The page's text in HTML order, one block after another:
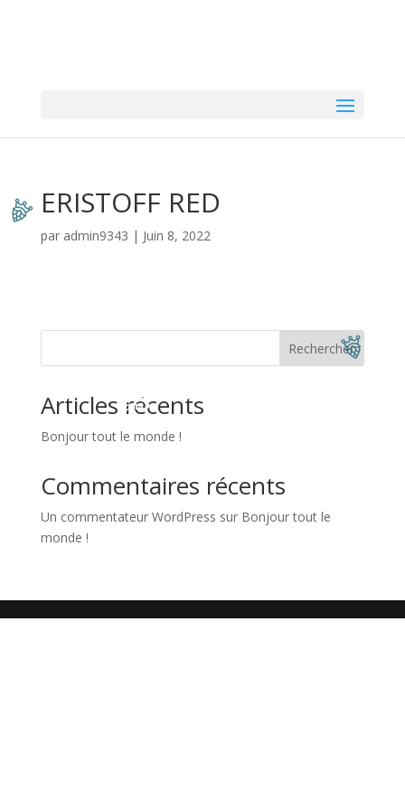
ERISTOFF RED
par admin9343 | Juin 8, 2022
Rechercher
Articles récents
Bonjour tout le monde !
Commentaires récents
Un commentateur WordPress sur Bonjour tout le
monde !